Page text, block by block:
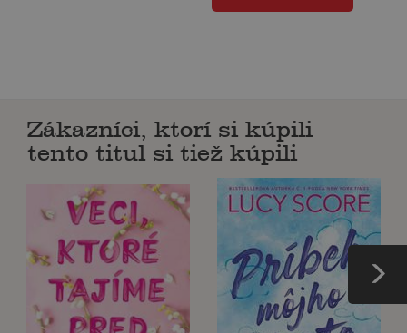
Zákazníci, ktorí si kúpili
tento titul si tiež kúpili